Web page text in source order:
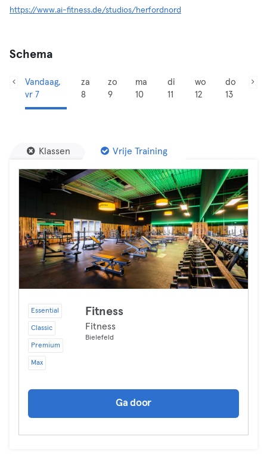
https://www.ai-fitness.de/studios/herfordnord
Schema
Vandaag,
vr 7
za
8
zo
9
ma
10
di
11
wo
12
do
13
Klassen Vrije Training
Essential
Classic
Premium
Max
Fitness
Fitness
Bielefeld
Ga door